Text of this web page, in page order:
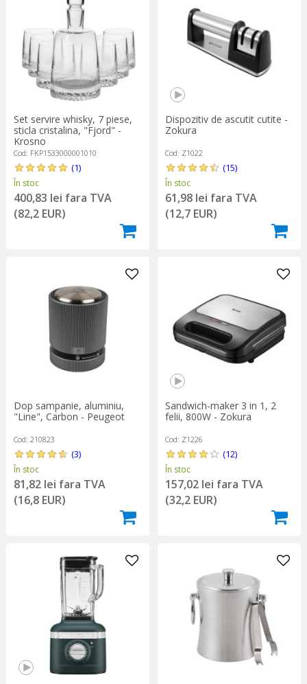
Set servire whisky, 7 piese,
sticla cristalina, "Fjord" -
Krosno
Cod: FKP1533000001010
(1)
În stoc
400,83 lei fara TVA
(82,2 EUR)
Dispozitiv de ascutit cutite -
Zokura
Cod: Z1022
(15)
În stoc
61,98 lei fara TVA
(12,7 EUR)
Dop sampanie, aluminiu,
"Line", Carbon - Peugeot
Cod: 210823
(3)
În stoc
81,82 lei fara TVA
(16,8 EUR)
Sandwich-maker 3 in 1, 2
felii, 800W - Zokura
Cod: Z1226
(12)
În stoc
157,02 lei fara TVA
(32,2 EUR)